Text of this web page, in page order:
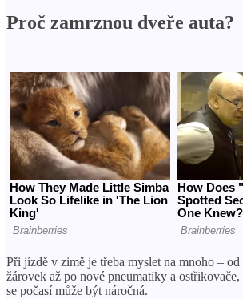
Proč zamrznou dveře auta?
Při jízdě v zimě je třeba myslet na mnoho – od
žárovek až po nové pneumatiky a
se počasí může být náročná.